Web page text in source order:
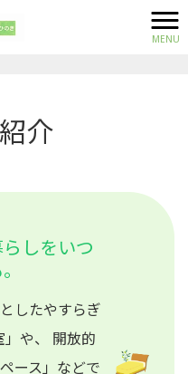
MENU
介
しをいつ
したやすらぎ
や、
開放的
ース」などで